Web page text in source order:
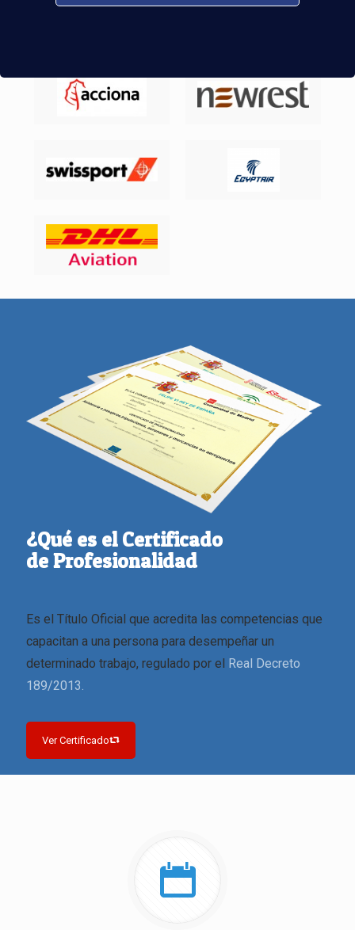
¿Qué es el Certificado
de Profesionalidad
Es el Título Oficial que acredita las competencias que
capacitan a una persona para desempeñar un
determinado trabajo, regulado por el Real Decreto
189/2013.
Ver Certificado